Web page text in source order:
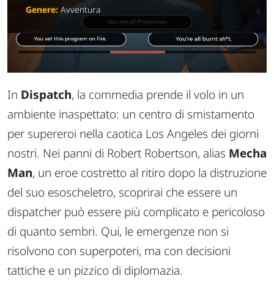
Genere: Avventura
In Dispatch, la commedia prende il volo in un
ambiente inaspettato: un centro di smistamento
per supereroi nella caotica Los Angeles dei giorni
nostri. Nei panni di Robert Robertson, alias Mecha
Man, un eroe costretto al ritiro dopo la distruzione
del suo esoscheletro, scoprirai che essere un
dispatcher può essere più complicato e pericoloso
di quanto sembri. Qui, le emergenze non si
risolvono con superpoteri, ma con decisioni
tattiche e un pizzico di diplomazia.